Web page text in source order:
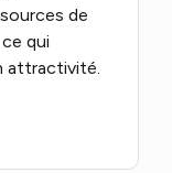
de
qui
attractivité.